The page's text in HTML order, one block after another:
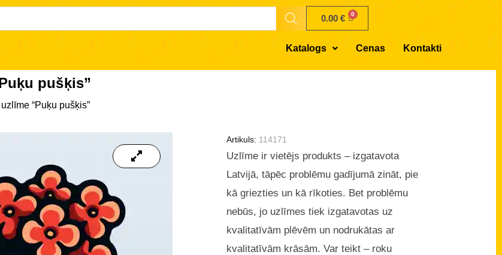
0.00€
Katalogs Cenas Kontakti
pušķis”
“Puķu pušķis”
Artikuls: 114171
Uzlīme ir vietējs produkts – izgatavota
Latvijā, tāpēc problēmu gadījumā zināt, pie
kā griezties un kā rīkoties. Bet problēmu
nebūs, jo uzlīmes tiek izgatavotas uz
kvalitatīvām plēvēm un nodrukātas ar
kvalitatīvām krāsām. Var teikt – roku